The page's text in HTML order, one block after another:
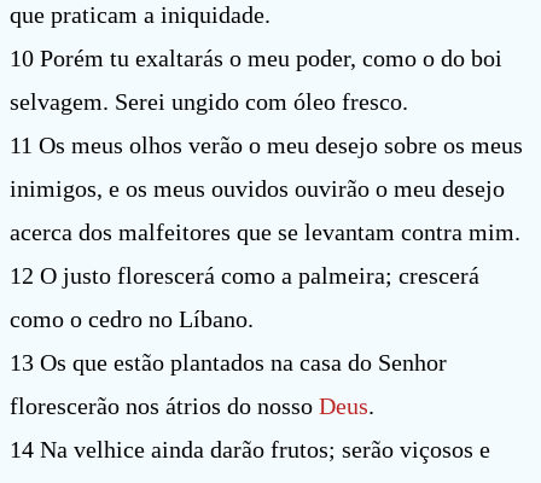
que praticam a iniquidade.
10 Porém tu exaltarás o meu poder, como o do boi
selvagem. Serei ungido com óleo fresco.
11 Os meus olhos verão o meu desejo sobre os meus
inimigos, e os meus ouvidos ouvirão o meu desejo
acerca dos malfeitores que se levantam contra mim.
12 O justo florescerá como a palmeira; crescerá
como o cedro no Líbano.
13 Os que estão plantados na casa do Senhor
florescerão nos átrios do nosso Deus.
14 Na velhice ainda darão frutos; serão viçosos e